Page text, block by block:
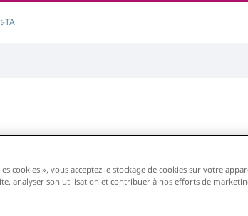
TA
cookies », vous acceptez le stockage de cookies sur votre
analyser son utilisation et contribuer à nos efforts de